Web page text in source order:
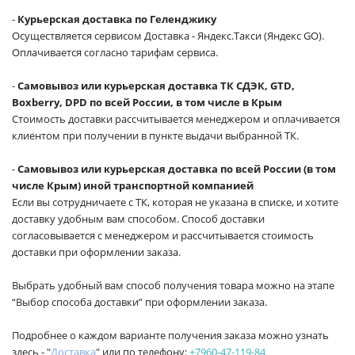
- Курьерская доставка по Геленджику
Осуществляется сервисом Доставка - Яндекс.Такси (Яндекс GO).
Оплачивается согласно тарифам сервиса.
-Самовывоз или курьерская доставка ТК СДЭК, GTD,
Boxberry, DPD по всей России, в том числе в Крым
Стоимость доставки рассчитывается менеджером и оплачивается
клиентом при получении в пункте выдачи выбранной ТК.
-Самовывоз или курьерская доставка по всей России (в том
числе Крым) иной транспортной компанией
Если вы сотрудничаете с ТК, которая не указана в списке, и хотите
доставку удобным вам способом. Способ доставки
согласовывается с менеджером и рассчитывается стоимость
доставки при оформлении заказа.
Выбрать удобный вам способ получения товара можно на этапе
“Выбор способа доставки” при оформлении заказа.
Подробнее о каждом варианте получения заказа можно узнать
здесь - "Доставка" или по телефону:+7960-47-119-84